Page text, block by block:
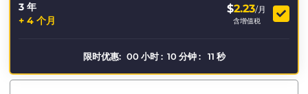
3 年
+ 4 个月
$2.23/月
含增值税
限时优惠: 00 小时 : 10 分钟 : 11 秒